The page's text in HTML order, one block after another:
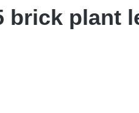
brick plant